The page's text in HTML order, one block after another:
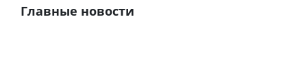
Главные новости